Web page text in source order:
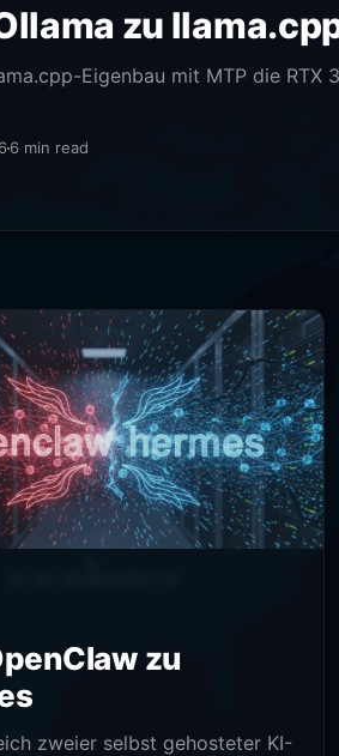
zu
Eigenbau mit MTP die RTX
6 min read
zu
zweier selbst gehosteter KI-